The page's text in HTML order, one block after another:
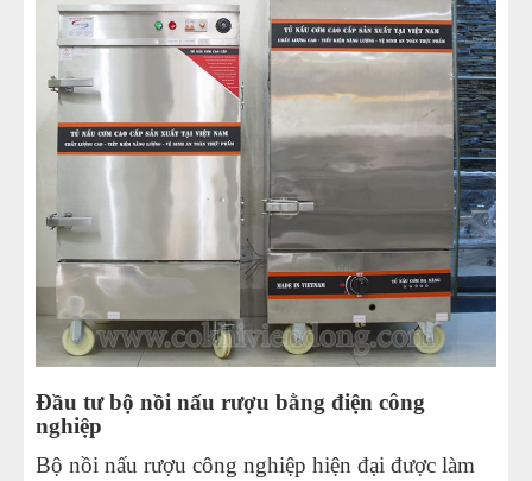
Đầu tư bộ nồi nấu rượu bằng điện công
nghiệp
Bộ nồi nấu rượu công nghiệp hiện đại được làm